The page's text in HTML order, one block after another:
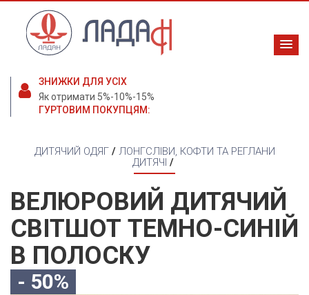
ЗНИЖКИ ДЛЯ УСІХ
Як отримати 5%-10%-15%
ГУРТОВИМ ПОКУПЦЯМ:
ДИТЯЧИЙ ОДЯГ/ ЛОНГСЛІВИ, КОФТИ ТА РЕГЛАНИ
ДИТЯЧІ /
ВЕЛЮРОВИЙ ДИТЯЧИЙ
СВІТШОТ ТЕМНО-СИНІЙ
В ПОЛОСКУ
- 50%